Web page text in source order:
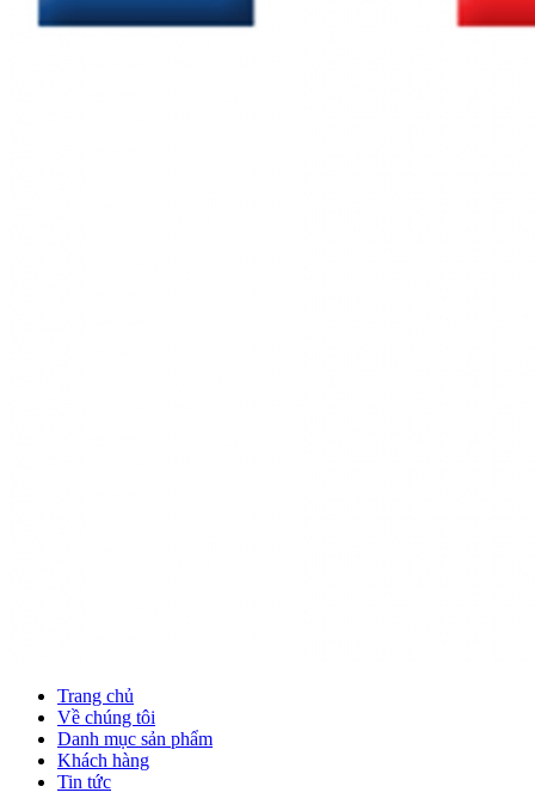
Trang chủ
Về chúng tôi
Danh mục sản phẩm
Khách hàng
Tin tức